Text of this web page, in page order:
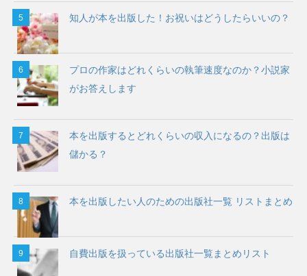
知人が本を出版した！お祝いはどうしたらいいの？
プロの作家はどれくらいの執筆速度なのか？小説家
がお答えします
本を出版するとどれくらいの収入になるの？出版は
儲かる？
本を出版したい人のための出版社一覧 リストまとめ
自費出版を扱っている出版社一覧まとめリスト